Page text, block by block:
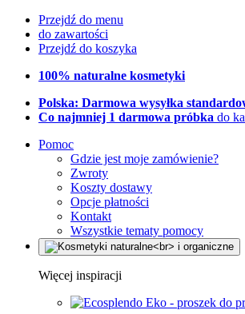
Przejdź do menu
do zawartości
Przejdź do koszyka
100% naturalne kosmetyki
Polska: Darmowa wysyłka
Co najmniej 1 darmowa próbka do
Pomoc
Gdzie jest moje zamówienie?
Zwroty
Koszty dostawy
Opcje płatności
Kontakt
Wszystkie tematy pomocy
Więcej inspiracji
Eko - proszek do